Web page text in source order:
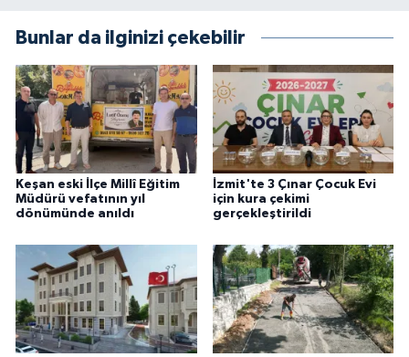
Bunlar da ilginizi çekebilir
Keşan eski İlçe Millî Eğitim
Müdürü vefatının yıl
dönümünde anıldı
İzmit'te 3 Çınar Çocuk Evi
için kura çekimi
gerçekleştirildi